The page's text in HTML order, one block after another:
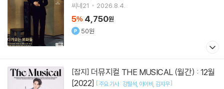
씨네21
2026.8.4.
5% 4,750원
50원
[잡지]
[2022] [주요 기사 : 강필석 아이비 김지우]